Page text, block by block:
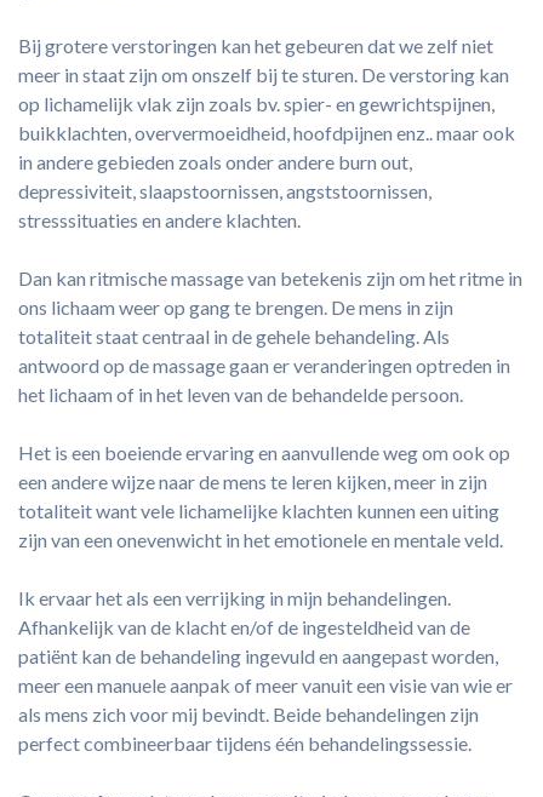
Bij grotere verstoringen kan het gebeuren dat we zelf niet
meer in staat zijn om onszelf bij te sturen. De verstoring kan
op lichamelijk vlak zijn zoals bv. spier- en gewrichtspijnen,
buikklachten, oververmoeidheid, hoofdpijnen enz.. maar ook
in andere gebieden zoals onder andere burn out,
depressiviteit, slaapstoornissen, angststoornissen,
stresssituaties en andere klachten.
Dan kan ritmische massage van betekenis zijn om het ritme in
ons lichaam weer op gang te brengen. De mens in zijn
totaliteit staat centraal in de gehele behandeling. Als
antwoord op de massage gaan er veranderingen optreden in
het lichaam of in het leven van de behandelde persoon.
Het is een boeiende ervaring en aanvullende weg om ook op
een andere wijze naar de mens te leren kijken, meer in zijn
totaliteit want vele lichamelijke klachten kunnen een uiting
zijn van een onevenwicht in het emotionele en mentale veld.
Ik ervaar het als een verrijking in mijn behandelingen.
Afhankelijk van de klacht en/of de ingesteldheid van de
patiënt kan de behandeling ingevuld en aangepast worden,
meer een manuele aanpak of meer vanuit een visie van wie er
als mens zich voor mij bevindt. Beide behandelingen zijn
perfect combineerbaar tijdens één behandelingssessie.